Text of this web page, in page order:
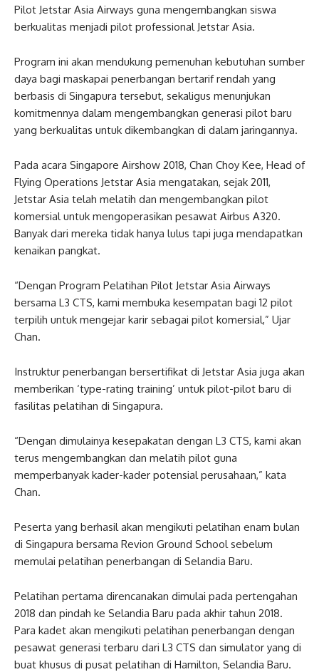
Pilot Jetstar Asia Airways guna mengembangkan siswa
berkualitas menjadi pilot professional Jetstar Asia.
Program ini akan mendukung pemenuhan kebutuhan sumber
daya bagi maskapai penerbangan bertarif rendah yang
berbasis di Singapura tersebut, sekaligus menunjukan
komitmennya dalam mengembangkan generasi pilot baru
yang berkualitas untuk dikembangkan di dalam jaringannya.
Pada acara Singapore Airshow 2018, Chan Choy Kee, Head of
Flying Operations Jetstar Asia mengatakan, sejak 2011,
Jetstar Asia telah melatih dan mengembangkan pilot
komersial untuk mengoperasikan pesawat Airbus A320.
Banyak dari mereka tidak hanya lulus tapi juga mendapatkan
kenaikan pangkat.
“Dengan Program Pelatihan Pilot Jetstar Asia Airways
bersama L3 CTS, kami membuka kesempatan bagi 12 pilot
terpilih untuk mengejar karir sebagai pilot komersial,” Ujar
Chan.
Instruktur penerbangan bersertifikat di Jetstar Asia juga akan
memberikan ‘type-rating training’ untuk pilot-pilot baru di
fasilitas pelatihan di Singapura.
“Dengan dimulainya kesepakatan dengan L3 CTS, kami akan
terus mengembangkan dan melatih pilot guna
memperbanyak kader-kader potensial perusahaan,” kata
Chan.
Peserta yang berhasil akan mengikuti pelatihan enam bulan
di Singapura bersama Revion Ground School sebelum
memulai pelatihan penerbangan di Selandia Baru.
Pelatihan pertama direncanakan dimulai pada pertengahan
2018 dan pindah ke Selandia Baru pada akhir tahun 2018.
Para kadet akan mengikuti pelatihan penerbangan dengan
pesawat generasi terbaru dari L3 CTS dan simulator yang di
buat khusus di pusat pelatihan di Hamilton, Selandia Baru.